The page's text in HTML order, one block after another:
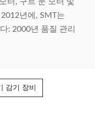
년에, SMT는
: 2000년 품질 관리
감기 장비